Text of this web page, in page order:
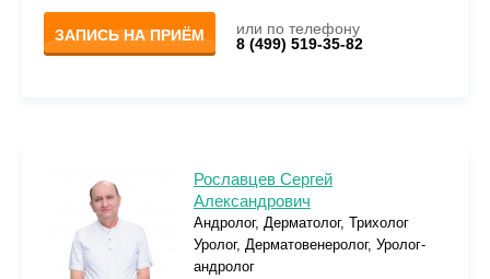
ЗАПИСЬ НА ПРИЁМ
или по телефону
8 (499) 519-35-82
Рославцев Сергей
Александрович
Андролог, Дерматолог, Трихолог
Уролог, Дерматовенеролог, Уролог-
андролог